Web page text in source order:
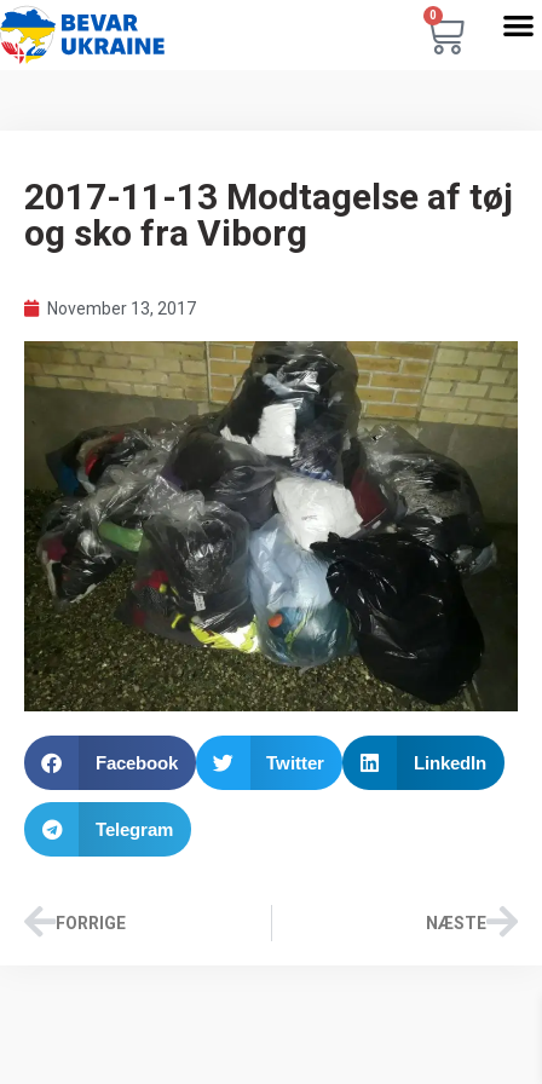
0
2017-11-13 Modtagelse af tøj
og sko fra Viborg
November 13, 2017
Facebook Twitter LinkedIn
Telegram
FORRIGE NÆSTE